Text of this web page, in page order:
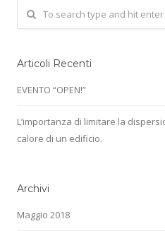
Articoli Recenti
EVENTO “OPEN!”
L’importanza di limitare la
calore di un edificio.
Archivi
Maggio 2018